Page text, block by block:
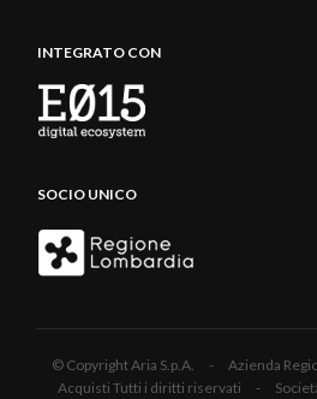
INTEGRATO CON
SOCIO UNICO
© Copyright Aria S.p.A. - Azienda
Acquisti Tutti i diritti riservati - Società